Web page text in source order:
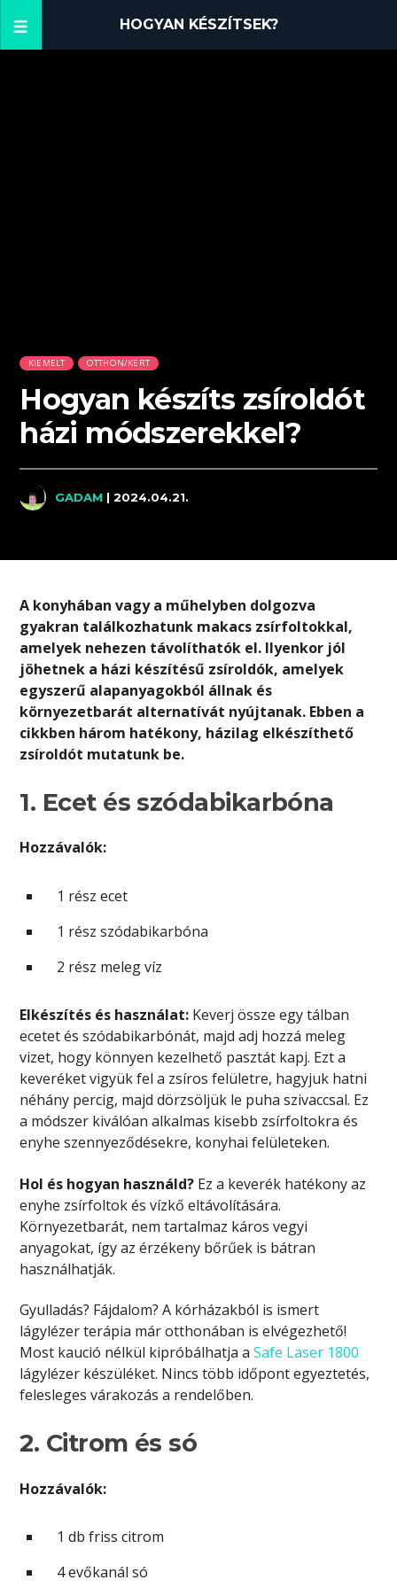
HOGYAN KÉSZÍTSEK?
KIEMELT OTTHON/KERT
Hogyan készíts zsíroldót
házi módszerekkel?
GADAM | 2024.04.21.
A konyhában vagy a műhelyben dolgozva
gyakran találkozhatunk makacs zsírfoltokkal,
amelyek nehezen távolíthatók el. Ilyenkor jól
jöhetnek a házi készítésű zsíroldók, amelyek
egyszerű alapanyagokból állnak és
környezetbarát alternatívát nyújtanak. Ebben a
cikkben három hatékony, házilag elkészíthető
zsíroldót mutatunk be.
1. Ecet és szódabikarbóna
Hozzávalók:
1 rész ecet
1 rész szódabikarbóna
2 rész meleg víz
Elkészítés és használat: Keverj össze egy tálban
ecetet és szódabikarbónát, majd adj hozzá meleg
vizet, hogy könnyen kezelhető pasztát kapj. Ezt a
keveréket vigyük fel a zsíros felületre, hagyjuk hatni
néhány percig, majd dörzsöljük le puha szivaccsal. Ez
a módszer kiválóan alkalmas kisebb zsírfoltokra és
enyhe szennyeződésekre, konyhai felületeken.
Hol és hogyan használd? Ez a keverék hatékony az
enyhe zsírfoltok és vízkő eltávolítására.
Környezetbarát, nem tartalmaz káros vegyi
anyagokat, így az érzékeny bőrűek is bátran
használhatják.
Gyulladás? Fájdalom? A kórházakból is ismert
lágylézer terápia már otthonában is elvégezhető!
Most kaució nélkül kipróbálhatja aSafe Laser 1800
lágylézer készüléket. Nincs több időpont egyeztetés,
felesleges várakozás a rendelőben.
2. Citrom és só
Hozzávalók:
1 db friss citrom
4 evőkanál só